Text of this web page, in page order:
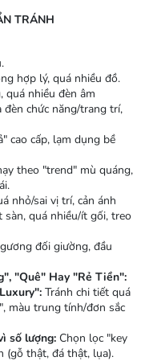
TRÁNH
hợp lý, quá nhiều đồ.
quá nhiều đèn âm
chức năng/trang trí,
cao cấp, lạm dụng bề
theo "trend" mù quáng,
nhỏ/sai vị trí, cản ánh
quá nhiều/ít gối, treo
đối giường, đầu
"Quê" Hay "Rẻ Tiền":
Tránh chi tiết quá
màu trung tính/đơn sắc
số lượng: Chọn lọc "key
(gỗ thật, đá thật, lụa).